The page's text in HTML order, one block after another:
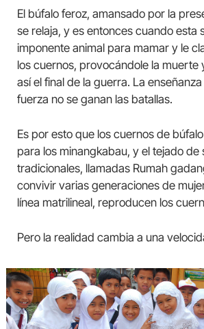
El búfalo feroz, amansado por la
se relaja, y es entonces cuando esta
imponente animal para mamar y le
los cuernos, provocándole la muerte
así el final de la guerra. La
fuerza no se ganan las batallas.
Es por esto que los cuernos de
para los minangkabau, y el tejado de
tradicionales, llamadas Rumah
convivir varias generaciones de
línea matrilineal, reproducen los
Pero la realidad cambia a una